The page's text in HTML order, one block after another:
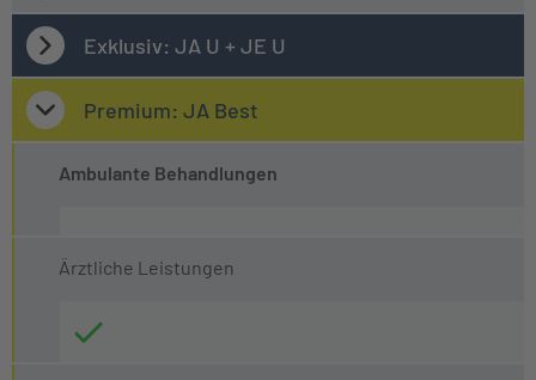
Exklusiv: JA U + JE U
Premium: JA Best
Ambulante Behandlungen
Ärztliche Leistungen